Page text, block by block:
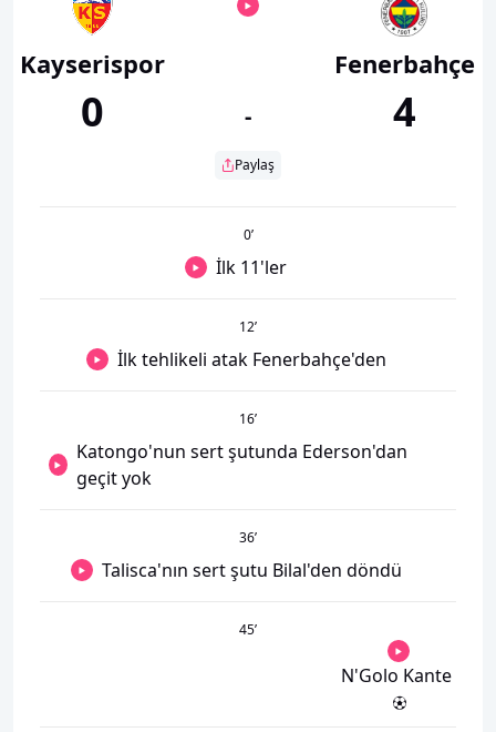
Kayserispor
0 -
Paylaş
Fenerbahçe
4
0’
İlk 11'ler
12’
İlk tehlikeli atak Fenerbahçe'den
16’
Katongo'nun sert şutunda Ederson'dan
geçit yok
36’
Talisca'nın sert şutu Bilal'den döndü
45’
N'Golo Kante